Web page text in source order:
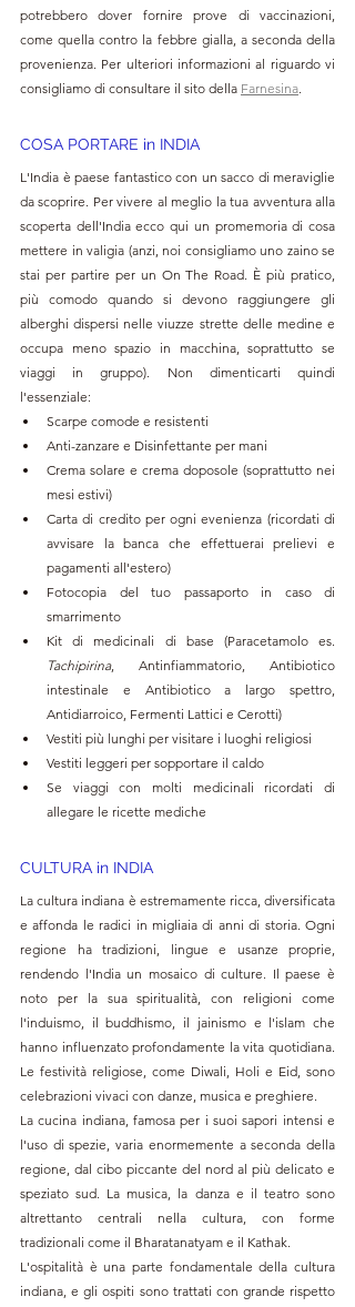
potrebbero dover fornire prove di vaccinazioni,
come quella contro la febbre gialla, a seconda della
provenienza. Per ulteriori informazioni al riguardo vi
consigliamo di consultare il sito della Farnesina
COSA PORTARE in INDIA
L'India è paese fantastico con un sacco di meraviglie
da scoprire. Per vivere al meglio la tua avventura alla
scoperta dell'India ecco qui un promemoria di cosa
mettere in valigia (anzi, noi consigliamo uno zaino se
stai per partire per un On The Road. È più pratico,
più comodo quando si devono raggiungere gli
alberghi dispersi nelle viuzze strette delle medine e
occupa meno spazio in macchina, soprattutto se
viaggi in gruppo). Non dimenticarti quindi
l'essenziale:
Scarpe comode e resistenti
Anti-zanzare e Disinfettante per mani
Crema solare e crema doposole (soprattutto nei
mesi estivi)
Carta di credito per ogni evenienza (ricordati di
avvisare la banca che effettuerai prelievi e
pagamenti all'estero)
Fotocopia del tuo passaporto in caso di
smarrimento
Tachipirina, Antinfiammatorio, Antibiotico
intestinale e Antibiotico a largo spettro,
Antidiarroico, Fermenti Lattici e Cerotti)
Vestiti più lunghi per visitare i luoghi religiosi
Vestiti leggeri per sopportare il caldo
Se viaggi con molti medicinali ricordati di
allegare le ricette mediche
CULTURA in INDIA
La cultura indiana è estremamente ricca, diversificata
e affonda le radici in migliaia di anni di storia. Ogni
regione ha tradizioni, lingue e usanze proprie,
rendendo l'India un mosaico di culture. Il paese è
noto per la sua spiritualità, con religioni come
l'induismo, il buddhismo, il jainismo e l'islam che
hanno influenzato profondamente la vita quotidiana.
Le festività religiose, come Diwali, Holi e Eid, sono
celebrazioni vivaci con danze, musica e preghiere.
La cucina indiana, famosa per i suoi sapori intensi e
l'uso di spezie, varia enormemente a seconda della
regione, dal cibo piccante del nord al più delicato e
speziato sud. La musica, la danza e il teatro sono
altrettanto centrali nella cultura, con forme
tradizionali come il Bharatanatyam e il Kathak.
L'ospitalità è una parte fondamentale della cultura
indiana, e gli ospiti sono trattati con grande rispetto